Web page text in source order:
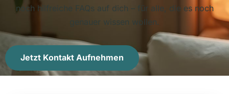
noch hilfreiche FAQs auf dich – für alle, die es noch
genauer wissen wollen.
Jetzt Kontakt Aufnehmen